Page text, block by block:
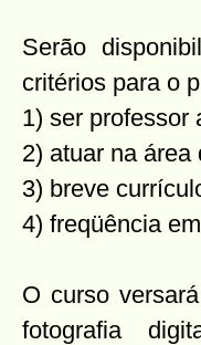
Serão
critérios para o
1) ser professor
2) atuar na
3) breve
4) freqüência
O curso
fotografia